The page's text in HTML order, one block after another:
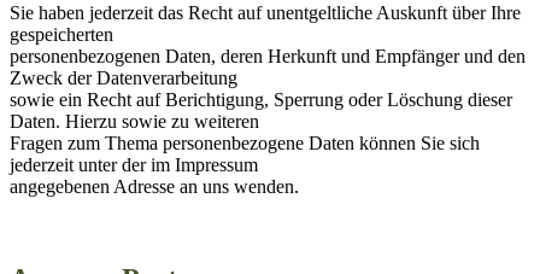
Sie haben jederzeit das Recht auf unentgeltliche Auskunft über Ihre
gespeicherten
personenbezogenen Daten, deren Herkunft und Empfänger und den
Zweck der Datenverarbeitung
sowie ein Recht auf Berichtigung, Sperrung oder Löschung dieser
Daten. Hierzu sowie zu weiteren
Fragen zum Thema personenbezogene Daten können Sie sich
jederzeit unter der im Impressum
angegebenen Adresse an uns wenden.